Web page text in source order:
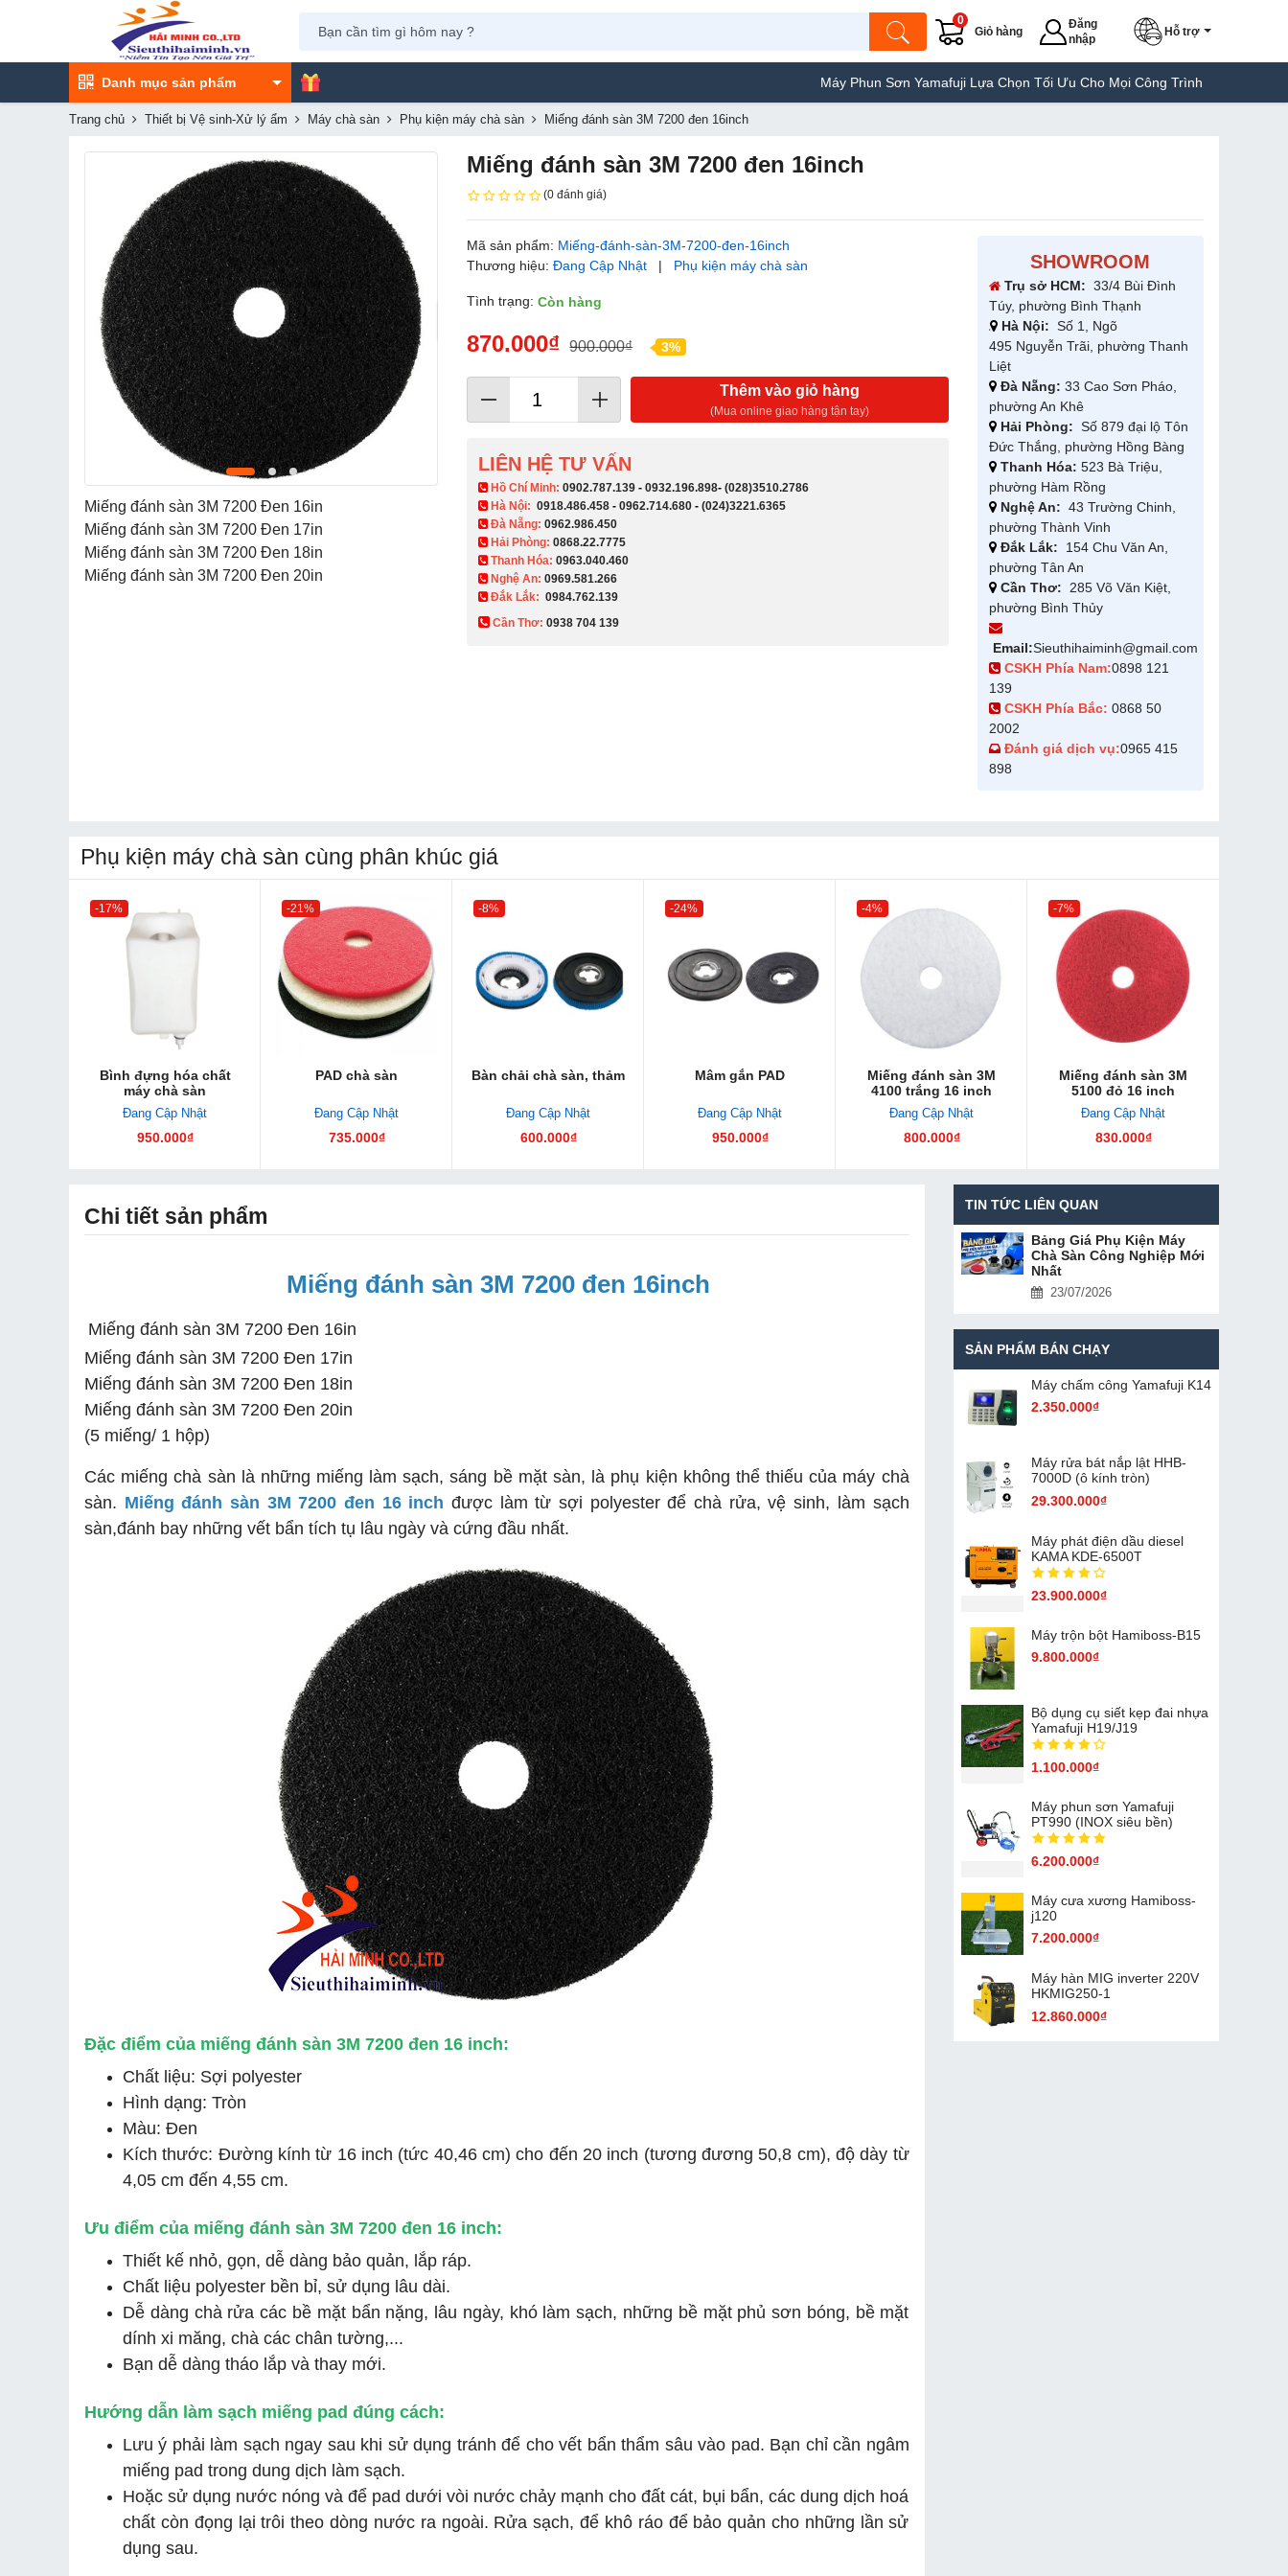
Giỏ hàng
0
Đăng
nhập
Hỗ trợ
Danh mục sản phẩm Máy Phun Sơn Yamafuji Lựa Chọn Tối Ưu Cho Mọi Công Trình Máy Hàn Túi
Trang chủ Thiết bị Vệ sinh-Xử lý ẩm Máy chà sàn Phụ kiện máy chà sàn Miếng đánh sàn 3M 7200 đen 16inch
Miếng đánh sàn 3M 7200 Đen 16in
Miếng đánh sàn 3M 7200 Đen 17in
Miếng đánh sàn 3M 7200 Đen 18in
Miếng đánh sàn 3M 7200 Đen 20in
Miếng đánh sàn 3M 7200 đen 16inch
(0 đánh giá)
Mã sản phẩm: Miếng-đánh-sàn-3M-7200-đen-16inch
Thương hiệu:Đang Cập Nhật | Phụ kiện máy chà sàn
Tình trạng:Còn hàng
870.000₫ 900.000₫ 3%
Thêm vào giỏ hàng
(Mua online giao hàng tận tay)
LIÊN HỆ TƯ VẤN
​ Hồ Chí Minh:0902.787.139 -0932.196.898-(028)3510.2786
Hà Nội:0918.486.458 -0962.714.680 -(024)3221.6365
Đà Nẵng:0962.986.450
Hải Phòng:0868.22.7775
Thanh Hóa:0963.040.460
Nghệ An:0969.581.266
Đắk Lắk: 0984.762.139
Cần Thơ:0938 704 139​
SHOWROOM
Trụ sở HCM: 33/4 Bùi Đình
Túy, phường Bình Thạnh
Hà Nội: Số 1, Ngõ
495 Nguyễn Trãi, phường Thanh
Liệt
Đà Nẵng: 33 Cao Sơn Pháo,
phường An Khê
Hải Phòng: Số 879 đại lộ Tôn
Đức Thắng, phường Hồng Bàng
Thanh Hóa: 523 Bà Triệu,
phường Hàm Rồng
Nghệ An: 43 Trường Chinh,
phường Thành Vinh
Đắk Lắk: 154 Chu Văn An,
phường Tân An
Cần Thơ: 285 Võ Văn Kiệt,
phường Bình Thủy
Email:Sieuthihaiminh@gmail.com
CSKH Phía Nam:0898 121
139
CSKH Phía Bắc: 0868 50
2002
Đánh giá dịch vụ:0965 415
898
Phụ kiện máy chà sàn cùng phân khúc giá
-17%
Bình đựng hóa chất
máy chà sàn
Đang Cập Nhật
950.000₫
-21%
PAD chà sàn
Đang Cập Nhật
735.000₫
-8%
Bàn chải chà sàn, thảm
Đang Cập Nhật
600.000₫
-24%
Mâm gắn PAD
Đang Cập Nhật
950.000₫
-4%
Miếng đánh sàn 3M
4100 trắng 16 inch
Đang Cập Nhật
800.000₫
-7%
Miếng đánh sàn 3M
5100 đỏ 16 inch
Đang Cập Nhật
830.000₫
Chi tiết sản phẩm
Miếng đánh sàn 3M 7200 đen 16inch
Miếng đánh sàn 3M 7200 Đen 16in
Miếng đánh sàn 3M 7200 Đen 17in
Miếng đánh sàn 3M 7200 Đen 18in
Miếng đánh sàn 3M 7200 Đen 20in
(5 miếng/ 1 hộp)
Các miếng chà sàn là những miếng làm sạch, sáng bề mặt sàn, là phụ kiện không thể thiếu của máy chà
sàn. Miếng đánh sàn 3M 7200 đen 16 inch được làm từ sợi polyester để chà rửa, vệ sinh, làm sạch
sàn,đánh bay những vết bẩn tích tụ lâu ngày và cứng đầu nhất.
Đặc điểm của miếng đánh sàn 3M 7200 đen 16 inch:
Chất liệu: Sợi polyester
Hình dạng: Tròn
Màu: Đen
Kích thước: Đường kính từ 16 inch (tức 40,46 cm) cho đến 20 inch (tương đương 50,8 cm), độ dày từ
4,05 cm đến 4,55 cm.
Ưu điểm của miếng đánh sàn 3M 7200 đen 16 inch:
Thiết kế nhỏ, gọn, dễ dàng bảo quản, lắp ráp.
Chất liệu polyester bền bỉ, sử dụng lâu dài.
Dễ dàng chà rửa các bề mặt bẩn nặng, lâu ngày, khó làm sạch, những bề mặt phủ sơn bóng, bề mặt
dính xi măng, chà các chân tường,...
Bạn dễ dàng tháo lắp và thay mới.
Hướng dẫn làm sạch miếng pad đúng cách:
Lưu ý phải làm sạch ngay sau khi sử dụng tránh để cho vết bẩn thẩm sâu vào pad. Bạn chỉ cần ngâm
miếng pad trong dung dịch làm sạch.
Hoặc sử dụng nước nóng và để pad dưới vòi nước chảy mạnh cho đất cát, bụi bẩn, các dung dịch hoá
chất còn đọng lại trôi theo dòng nước ra ngoài. Rửa sạch, để khô ráo để bảo quản cho những lần sử
dụng sau.
TIN TỨC LIÊN QUAN
Bảng Giá Phụ Kiện Máy
Chà Sàn Công Nghiệp Mới
Nhất
23/07/2026
SẢN PHẨM BÁN CHẠY
Máy chấm cô​ng Yamafuji K14
2.350.000₫
Máy rửa bát nắp lật HHB-
7000D (ô kính tròn)
29.300.000₫
Máy phát điện dầu diesel
KAMA KDE-6500T
23.900.000₫
Máy trộn bột Hamiboss-B15
9.800.000₫
Bộ dụng cụ siết kẹp đai nhựa
Yamafuji H19/J19
1.100.000₫
Máy phun sơn Yamafuji
PT990 (INOX siêu bền)
6.200.000₫
Máy cưa xương Hamiboss-
j120
7.200.000₫
Máy hàn MIG inverter 220V
HKMIG250-1
12.860.000₫